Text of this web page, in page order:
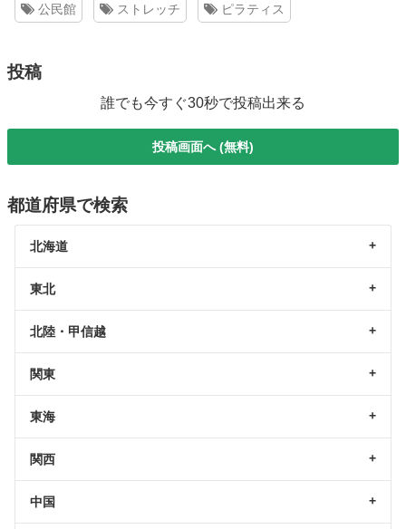
公民館 ストレッチ ピラティス
投稿
誰でも今すぐ30秒で投稿出来る
投稿画面へ (無料)
都道府県で検索
北海道
東北
北陸・甲信越
関東
東海
関西
中国